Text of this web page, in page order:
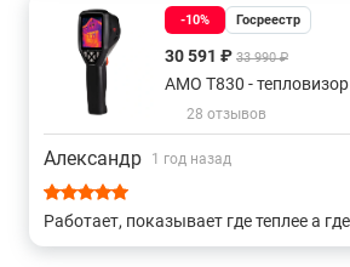
аккумуляторов, продавцу спасибо за
-10% Госреестр
30 591 ₽ 33 990 ₽
AMO T830 -
28 отзывов
Александр 1 год назад
Работает, показывает где теплее а